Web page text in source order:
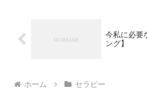
今私に必要
ング】
ホーム セラピー